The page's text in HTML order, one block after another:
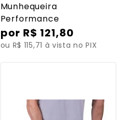
Munhequeira
Performance
R$ 121,80
ou R$ 115,71 à vista no PIX